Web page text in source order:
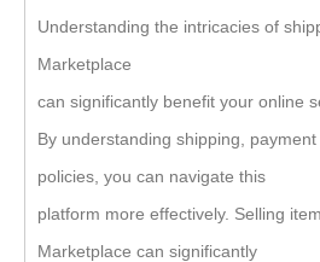
Understanding the intricacies of
Marketplace
can significantly benefit your online
By understanding shipping,
policies, you can navigate this
platform more effectively. Selling
Marketplace can significantly